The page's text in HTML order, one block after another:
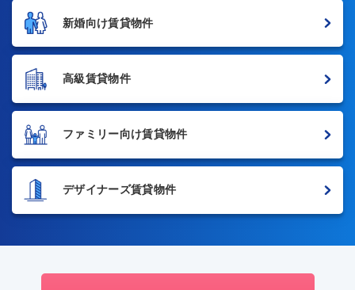
新婚向け賃貸物件
高級賃貸物件
ファミリー向け賃貸物件
デザイナーズ賃貸物件